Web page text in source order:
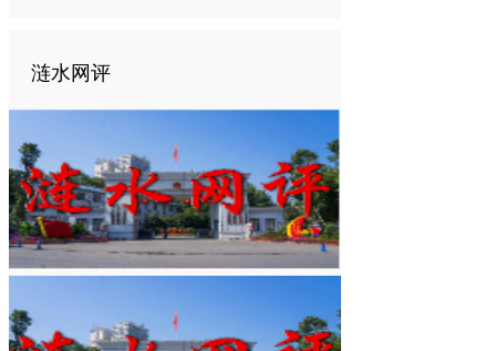
涟水网评